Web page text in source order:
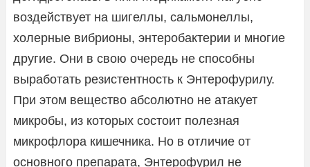
воздействует на шигеллы, сальмонеллы,
холерные вибрионы, энтеробактерии и многие
другие. Они в свою очередь не способны
выработать резистентность к Энтерофурилу.
При этом вещество абсолютно не атакует
микробы, из которых состоит полезная
микрофлора кишечника. Но в отличие от
основного препарата, Энтерофурил не